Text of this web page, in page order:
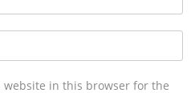
website in this browser for the